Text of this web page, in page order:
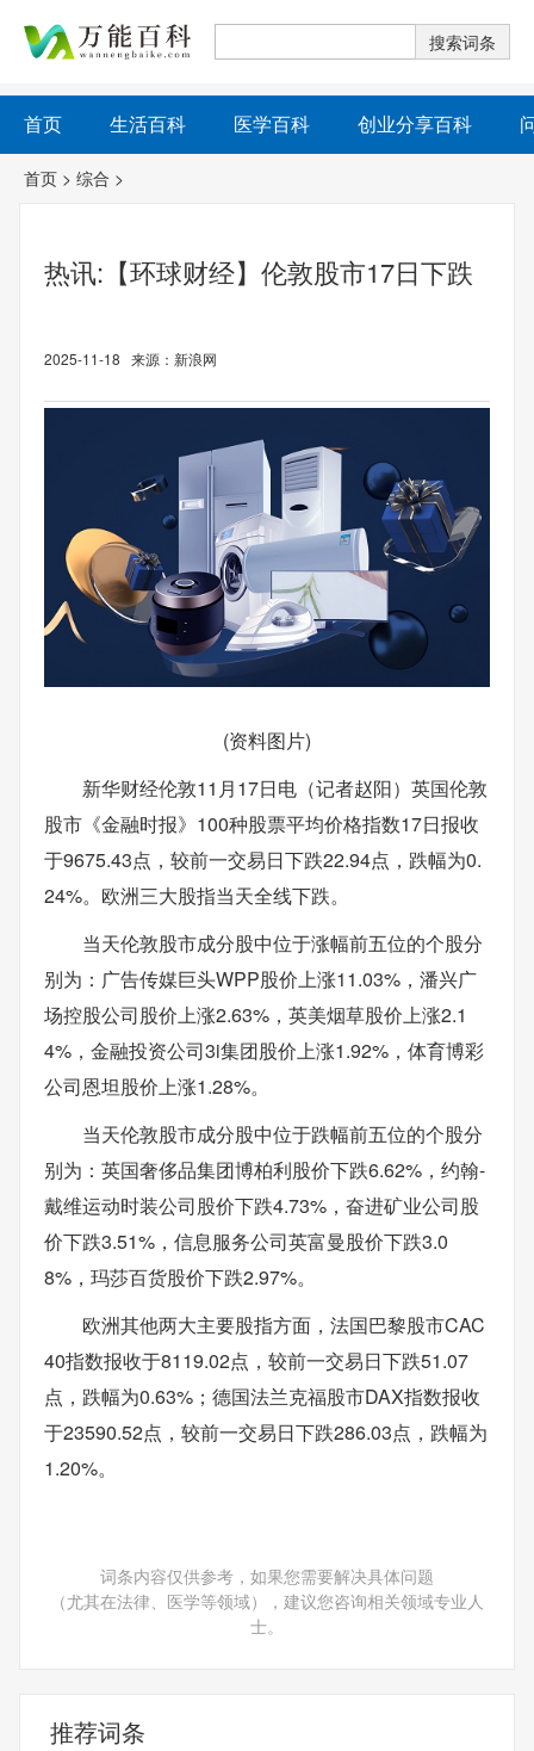
首页 生活百科 医学百科 创业分享百科
首页 > 综合 >
热讯:【环球财经】伦敦股市17日下跌
2025-11-18 来源：新浪网
(资料图片)
新华财经伦敦11月17日电（记者赵阳）英国伦敦
股市《金融时报》100种股票平均价格指数17日报收
于9675.43点，较前一交易日下跌22.94点，跌幅为0.
24%。欧洲三大股指当天全线下跌。
当天伦敦股市成分股中位于涨幅前五位的个股分
别为：广告传媒巨头WPP股价上涨11.03%，潘兴广
场控股公司股价上涨2.63%，英美烟草股价上涨2.1
4%，金融投资公司3i集团股价上涨1.92%，体育博彩
公司恩坦股价上涨1.28%。
当天伦敦股市成分股中位于跌幅前五位的个股分
别为：英国奢侈品集团博柏利股价下跌6.62%，约翰-
戴维运动时装公司股价下跌4.73%，奋进矿业公司股
价下跌3.51%，信息服务公司英富曼股价下跌3.0
8%，玛莎百货股价下跌2.97%。
欧洲其他两大主要股指方面，法国巴黎股市CAC
40指数报收于8119.02点，较前一交易日下跌51.07
点，跌幅为0.63%；德国法兰克福股市DAX指数报收
于23590.52点，较前一交易日下跌286.03点，跌幅为
1.20%。
词条内容仅供参考，如果您需要解决具体问题
（尤其在法律、医学等领域），建议您咨询相关领域专业人
士。
推荐词条